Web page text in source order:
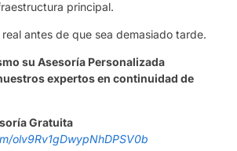
principal.
real antes de que sea demasiado tarde.
su Asesoría Personalizada
expertos en continuidad de
Gratuita
olv9Rv1gDwypNhDPSV0b